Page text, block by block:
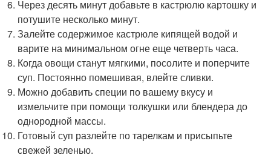
Через десять минут добавьте в кастрюлю картошку и
потушите несколько минут.
Залейте содержимое кастрюле кипящей водой и
варите на минимальном огне еще четверть часа.
Когда овощи станут мягкими, посолите и поперчите
суп. Постоянно помешивая, влейте сливки.
Можно добавить специи по вашему вкусу и
измельчите при помощи толкушки или блендера до
однородной массы.
Готовый суп разлейте по тарелкам и присыпьте
свежей зеленью.